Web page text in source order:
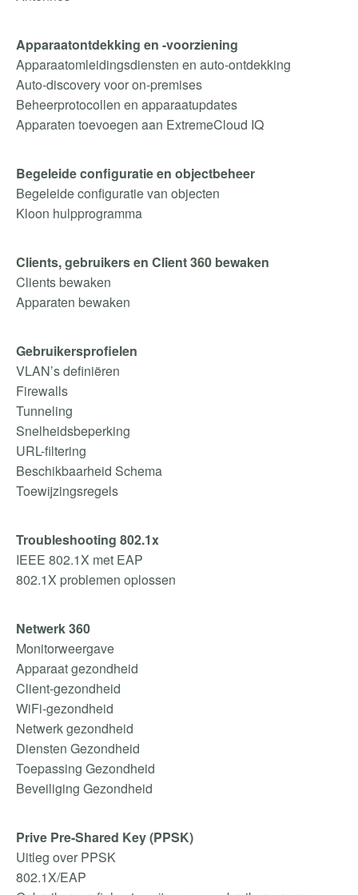
Apparaatontdekking en -voorziening
Apparaatomleidingsdiensten en auto-ontdekking
Auto-discovery voor on-premises
Beheerprotocollen en apparaatupdates
Apparaten toevoegen aan ExtremeCloud IQ
Begeleide configuratie en objectbeheer
Begeleide configuratie van objecten
Kloon hulpprogramma
Clients, gebruikers en Client 360 bewaken
Clients bewaken
Apparaten bewaken
Gebruikersprofielen
VLAN’s definiëren
Firewalls
Tunneling
Snelheidsbeperking
URL-filtering
Beschikbaarheid Schema
Toewijzingsregels
Troubleshooting 802.1x
IEEE 802.1X met EAP
802.1X problemen oplossen
Netwerk 360
Monitorweergave
Apparaat gezondheid
Client-gezondheid
WiFi-gezondheid
Netwerk gezondheid
Diensten Gezondheid
Toepassing Gezondheid
Beveiliging Gezondheid
Prive Pre-Shared Key (PPSK)
Uitleg over PPSK
802.1X/EAP